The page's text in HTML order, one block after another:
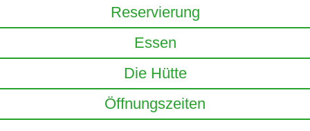
Reservierung
Essen
Die Hütte
Öffnungszeiten